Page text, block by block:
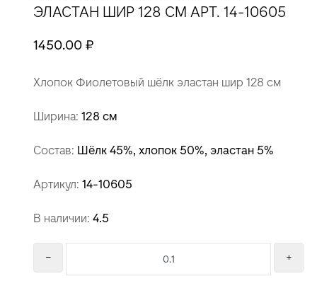
ЭЛАСТАН ШИР 128 СМ АРТ. 14-10605
1450.00 ₽
Хлопок Фиолетовый шёлк эластан шир 128 см
Ширина: 128 см
Состав: Шёлк 45%, хлопок 50%, эластан 5%
Артикул: 14-10605
В наличии: 4.5